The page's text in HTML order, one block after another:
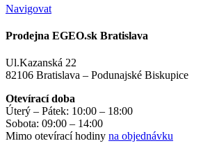
Navigovat
Prodejna EGEO.sk Bratislava
Ul.Kazanská 22
82106 Bratislava – Podunajské Biskupice
Otevírací doba
Úterý – Pátek: 10:00 – 18:00
Sobota: 09:00 – 14:00
Mimo otevírací hodiny na objednávku